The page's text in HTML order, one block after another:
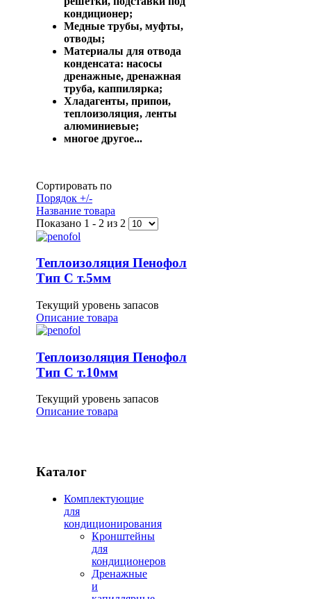
кондиционер;
Медные трубы, муфты,
отводы;
Материалы для отвода
конденсата: насосы
дренажные, дренажная
труба, каппилярка;
Хладагенты, припои,
теплоизоляция, ленты
алюминиевые;
многое другое...
Сортировать по
Порядок +/-
Название товара
Показано 1 - 2 из 2
Теплоизоляция Пенофол
Тип C т.5мм
Текущий уровень запасов
Описание товара
Теплоизоляция Пенофол
Тип C т.10мм
Текущий уровень запасов
Описание товара
Каталог
Комплектующие
для
кондиционирования
Кронштейны
для
кондиционеров
Дренажные
и